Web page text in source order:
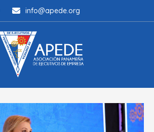
info@apede.org